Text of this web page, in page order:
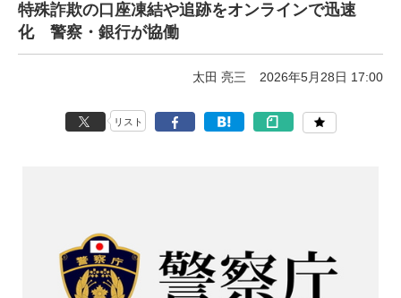
特殊詐欺の口座凍結や追跡をオンラインで迅速
化 警察・銀行が協働
太田 亮三 2026年5月28日 17:00
リスト